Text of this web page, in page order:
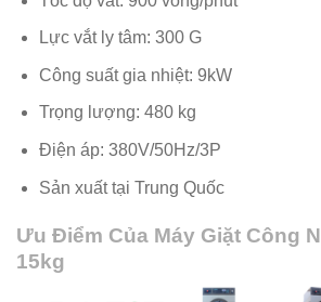
Lực vắt ly tâm: 300 G
Công suất gia nhiệt: 9kW
Trọng lượng: 480 kg
Điện áp: 380V/50Hz/3P
Sản xuất tại Trung Quốc
Ưu Điểm Của Máy Giặt Công
15kg